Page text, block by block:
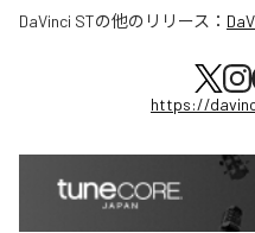
DaVinci STの他のリリース：
https://